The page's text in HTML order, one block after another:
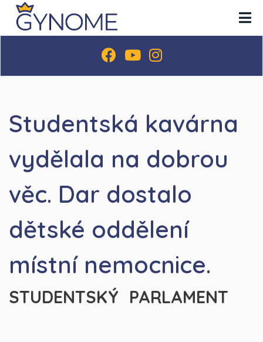
STUDENTSKÝ PARLAMENT
Studentská kavárna
vydělala na dobrou
věc. Dar dostalo
dětské oddělení
místní nemocnice.